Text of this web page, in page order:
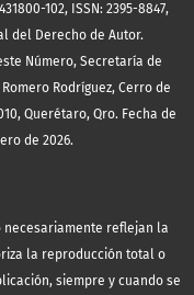
102, ISSN: 2395-8847,
del Derecho de Autor.
Número, Secretaría de
Rodríguez, Cerro de
Querétaro, Qro. Fecha de
de 2026.
necesariamente reflejan la
la reproducción total o
siempre y cuando se